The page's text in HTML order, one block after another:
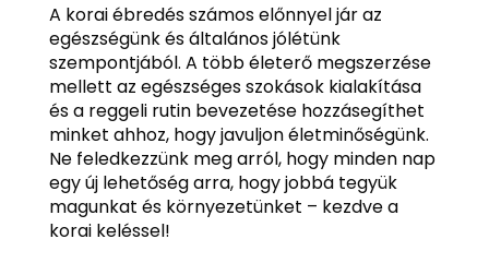
A korai ébredés számos előnnyel jár az
egészségünk és általános jólétünk
szempontjából. A több életerő megszerzése
mellett az egészséges szokások kialakítása
és a reggeli rutin bevezetése hozzásegíthet
minket ahhoz, hogy javuljon életminőségünk.
Ne feledkezzünk meg arról, hogy minden nap
egy új lehetőség arra, hogy jobbá tegyük
magunkat és környezetünket – kezdve a
korai keléssel!